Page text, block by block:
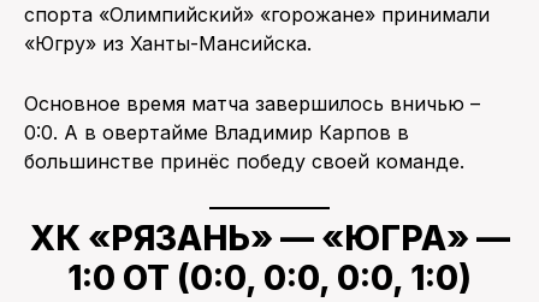
спорта «Олимпийский» «горожане» принимали
«Югру» из Ханты-Мансийска.
Основное время матча завершилось вничью –
0:0. А в овертайме Владимир Карпов в
большинстве принёс победу своей команде.
ХК «РЯЗАНЬ» — «ЮГРА» —
1:0 ОТ (0:0, 0:0, 0:0, 1:0)